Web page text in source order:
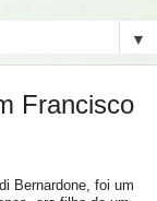
▼
Francisco
Bernardone, foi um